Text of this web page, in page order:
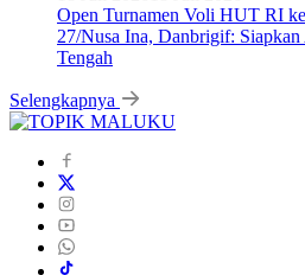
Open Turnamen Voli HUT RI
27/Nusa Ina, Danbrigif:
Tengah
Selengkapnya